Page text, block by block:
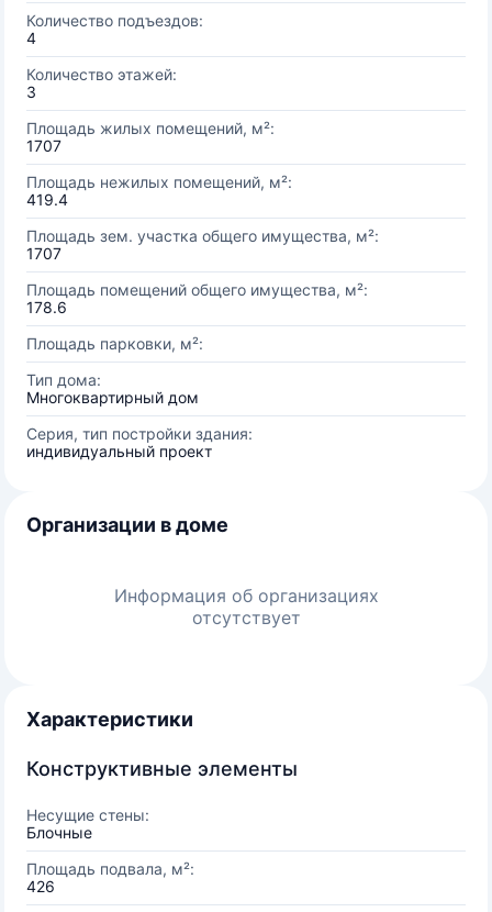
Количество подъездов:
4
Количество этажей:
3
Площадь жилых помещений, м²:
1707
Площадь нежилых помещений, м²:
419.4
Площадь зем. участка общего имущества, м²:
1707
Площадь помещений общего имущества, м²:
178.6
Площадь парковки, м²:
Тип дома:
Многоквартирный дом
Серия, тип постройки здания:
индивидуальный проект
Организации в доме
Информация об организациях
отсутствует
Характеристики
Конструктивные элементы
Несущие стены:
Блочные
Площадь подвала, м²:
426